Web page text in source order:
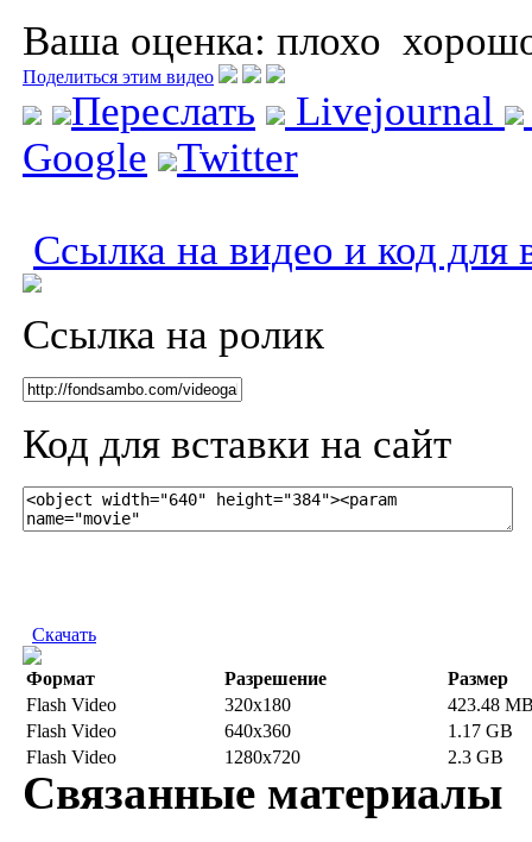
Ваша оценка: плохо
Поделиться этим видео
Переслать Livejournal
Google
Twitter
Ссылка на видео и код для
Ссылка на ролик
Код для вставки на сайт
Скачать
Формат Разрешение
Размер
Flash Video
320x180
423.48
Flash Video
640x360
1.17 GB
Flash Video
1280x720 2.3 GB
Связанные материалы